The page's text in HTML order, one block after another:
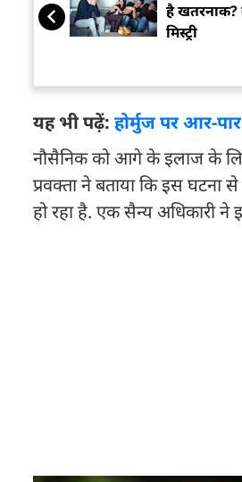
है खतरनाक?
मिस्ट्री
यह भी पढ़ें: होर्मुज पर आर-
नौसैनिक को आगे के इलाज के
प्रवक्ता ने बताया कि इस
हो रहा है. एक सैन्य अधिकारी ने